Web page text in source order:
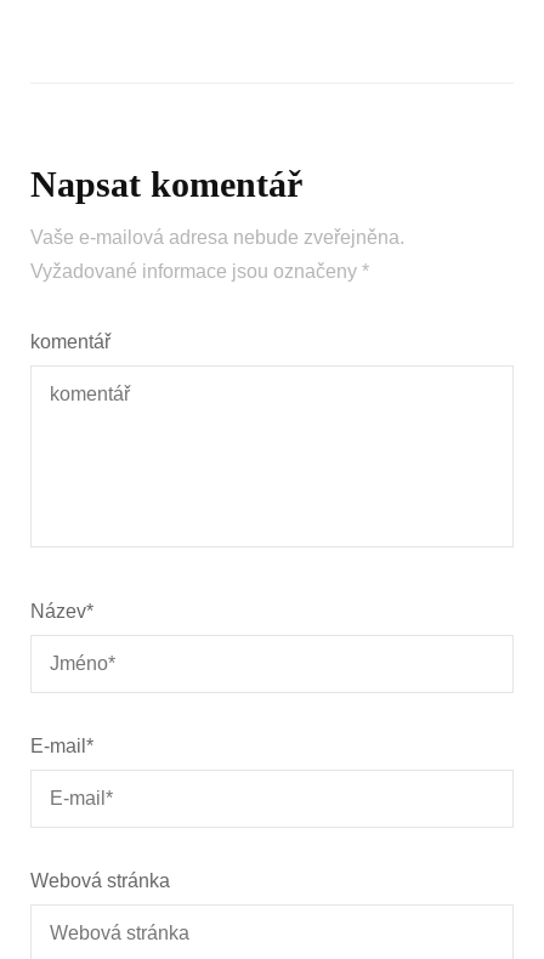
Napsat komentář
Vaše e-mailová adresa nebude zveřejněna.
Vyžadované informace jsou označeny *
komentář
Název*
E-mail *
Webová stránka